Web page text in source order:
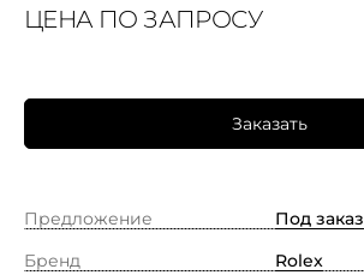
ЦЕНА ПО ЗАПРОСУ
Заказать
Предложение
Под заказ
Бренд
Rolex